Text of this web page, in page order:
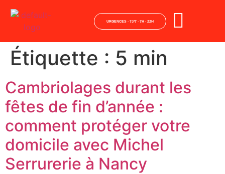
URGENCES - 7J/7 - 7H - 22H
Étiquette : 5 min
Cambriolages durant les
fêtes de fin d’année :
comment protéger votre
domicile avec Michel
Serrurerie à Nancy​